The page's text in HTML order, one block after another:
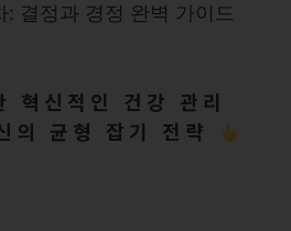
결정과 경정 완벽 가이드
혁신적인 건강 관리
의 균형 잡기 전략